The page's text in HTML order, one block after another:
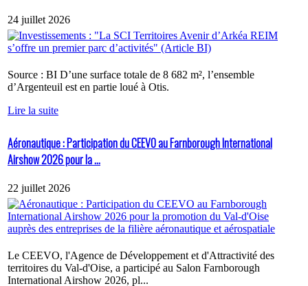
24 juillet 2026
Source : BI D’une surface totale de 8 682 m², l’ensemble
d’Argenteuil est en partie loué à Otis.
Lire la suite
Aéronautique : Participation du CEEVO au Farnborough International
Airshow 2026 pour la ...
22 juillet 2026
Le CEEVO, l'Agence de Développement et d'Attractivité des
territoires du Val-d'Oise, a participé au Salon Farnborough
International Airshow 2026, pl...